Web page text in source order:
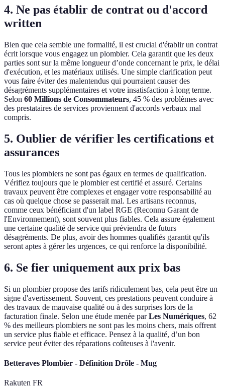
4. Ne pas établir de contrat ou d'accord
written
Bien que cela semble une formalité, il est crucial d'établir un contrat
écrit lorsque vous engagez un plombier. Cela garantit que les deux
parties sont sur la même longueur d’onde concernant le prix, le délai
d'exécution, et les matériaux utilisés. Une simple clarification peut
vous faire éviter des malentendus qui pourraient causer des
désagréments supplémentaires et votre insatisfaction à long terme.
Selon 60 Millions de Consommateurs, 45 % des problèmes avec
des prestataires de services proviennent d'accords verbaux mal
compris.
5. Oublier de vérifier les certifications et
assurances
Tous les plombiers ne sont pas égaux en termes de qualification.
Vérifiez toujours que le plombier est certifié et assuré. Certains
travaux peuvent être complexes et engager votre responsabilité au
cas où quelque chose se passerait mal. Les artisans reconnus,
comme ceux bénéficiant d'un label RGE (Reconnu Garant de
l'Environnement), sont souvent plus fiables. Cela assure également
une certaine qualité de service qui préviendra de futurs
désagréments. De plus, avoir des hommes qualifiés garantit qu'ils
seront aptes à gérer les urgences, ce qui renforce la disponibilité.
6. Se fier uniquement aux prix bas
Si un plombier propose des tarifs ridiculement bas, cela peut être un
signe d'avertissement. Souvent, ces prestations peuvent conduire à
des travaux de mauvaise qualité ou à des surprises lors de la
facturation finale. Selon une étude menée parLes Numériques, 62
% des meilleurs plombiers ne sont pas les moins chers, mais offrent
un service plus fiable et efficace. Pensez à la qualité, d’un bon
service peut éviter des réparations coûteuses à l'avenir.
Betteraves Plombier - Définition Drôle - Mug
Rakuten FR